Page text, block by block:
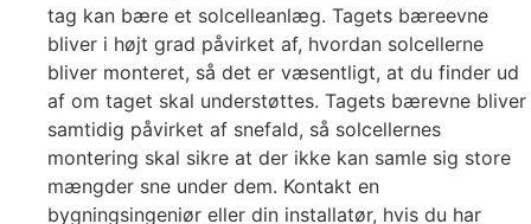
tag kan bære et solcelleanlæg. Tagets bæreevne
bliver i højt grad påvirket af, hvordan solcellerne
bliver monteret, så det er væsentligt, at du finder ud
af om taget skal understøttes. Tagets bærevne bliver
samtidig påvirket af snefald, så solcellernes
montering skal sikre at der ikke kan samle sig store
mængder sne under dem. Kontakt en
bygningsingeniør eller din installatør, hvis du har